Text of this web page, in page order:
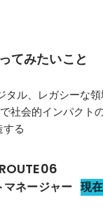
てみたいこと
タル、レガシーな
社会的インパクト
する
マネージャー 現在